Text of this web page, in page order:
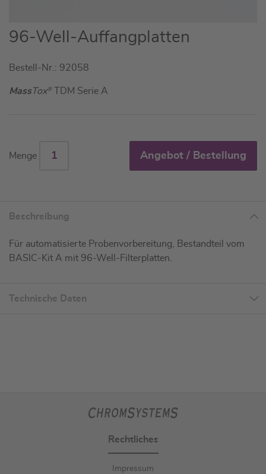
Zum
Anfang
Bildgalerie
springen
96-Well-Auffangplatten
Bestell-Nr.: 92058
MassTox®TDM Serie A
Menge Angebot / Bestellung
Beschreibung
Für automatisierte Probenvorbereitung, Bestandteil vom
BASIC-Kit A mit 96-Well-Filterplatten.
Technische Daten
Rechtliches
Impressum